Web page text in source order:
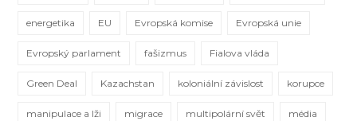
energetika EU Evropská komise Evropská unie
Evropský parlament fašizmus Fialova vláda
Green Deal Kazachstan koloniální závislost korupce
manipulace a lži migrace multipolární svět média